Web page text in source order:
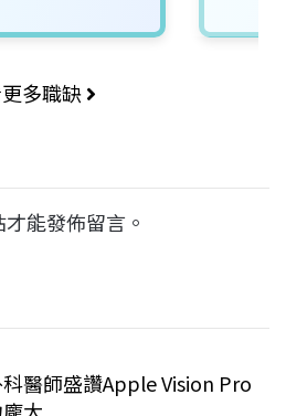
多職缺
能發佈留言。
醫師盛讚Apple Vision Pro
大